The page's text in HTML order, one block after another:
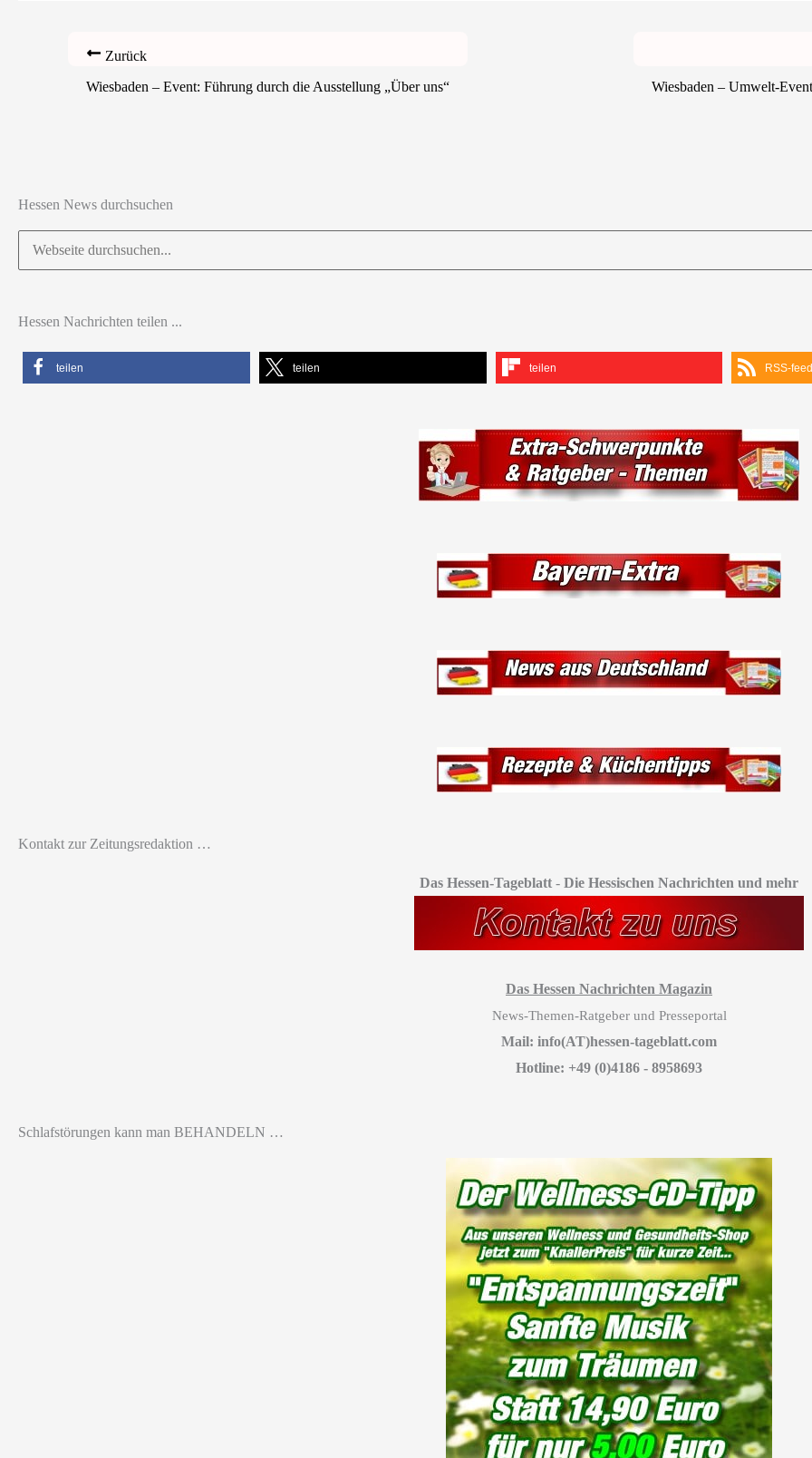
Zurück
Wiesbaden – Event: Führung durch die Ausstellung „Über uns“
Wiesbaden – Umwelt-
Hessen News durchsuchen
Suchen
nach:
Hessen Nachrichten teilen ...
teilen teilen teilen RSS-feed
Kontakt zur Zeitungsredaktion …
Das Hessen-Tageblatt - Die Hessischen Nachrichten und mehr
Das Hessen Nachrichten Magazin
News-Themen-Ratgeber und Presseportal
Mail: info(AT)hessen-tageblatt.com
Hotline: +49 (0)4186 - 8958693
Schlafstörungen kann man BEHANDELN …